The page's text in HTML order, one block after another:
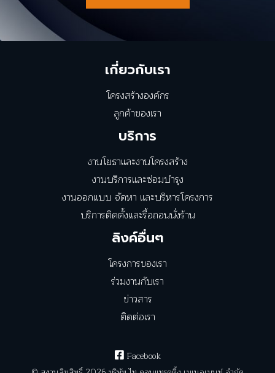
เกี่ยวกับเรา
โครงสร้างองค์กร
ลูกค้าของเรา
บริการ
งานโยธาและงานโครงสร้าง
งานบริการและซ่อมบำรุง
งานออกแบบ จัดหา และบริหารโครงการ
บริการติดตั้งและรื้อถอนนั่งร้าน
ลิงค์อื่นๆ
โครงการของเรา
ร่วมงานกับเรา
ข่าวสาร
ติดต่อเรา
Facebook